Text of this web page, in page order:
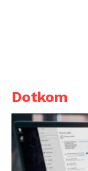
Dotkom